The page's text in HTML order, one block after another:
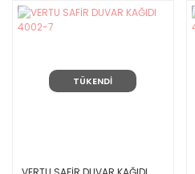
TÜKENDİ